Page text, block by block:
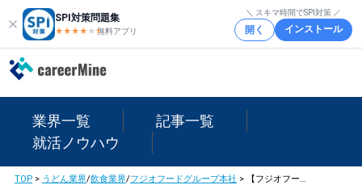
SPI対策問題集
★★★★ ★★
無料アプリ
＼ スキマ時間でSPI対策 ／
開く インストール
業界一覧
記事一覧
就活ノウハウ
TOP> うどん業界/飲食業界/フジオフードグループ本社 > 【フジオフードグループ本社】平均年収588万円｜年収推移・業界・年代・役職別など徹底解説！